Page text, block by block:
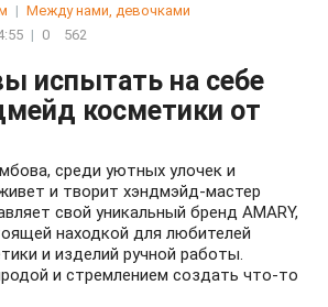
| Между нами, девочками
| 0 562
испытать на себе
косметики от
среди уютных улочек и
и творит хэндмэйд-мастер
свой уникальный бренд AMARY,
находкой для любителей
и изделий ручной работы.
и стремлением создать что-то